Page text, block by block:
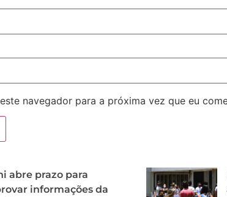
navegador para a próxima vez que eu
abre prazo para
informações da